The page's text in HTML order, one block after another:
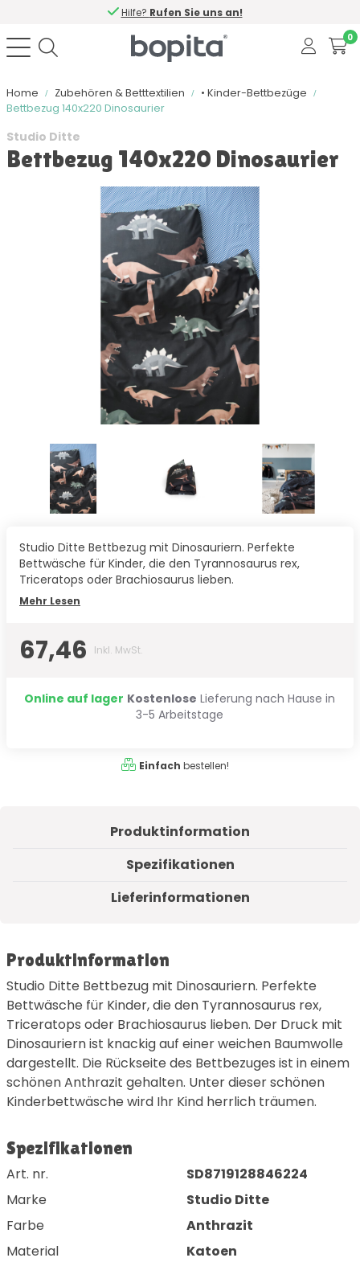
Hilfe? Rufen Sie uns an!
0
Home Zubehören & Betttextilien
• Kinder-Bettbezüge
Bettbezug 140x220 Dinosaurier
Studio Ditte
Bettbezug 140x220 Dinosaurier
Studio Ditte Bettbezug mit Dinosauriern. Perfekte
Bettwäsche für Kinder, die den Tyrannosaurus rex,
Triceratops oder Brachiosaurus lieben.
Mehr Lesen
67,46 Inkl. MwSt.
Online auf lager Kostenlose Lieferung nach Hause in
3-5 Arbeitstage
Einfach bestellen!
Produktinformation
Spezifikationen
Lieferinformationen
Produktinformation
Studio Ditte Bettbezug mit Dinosauriern. Perfekte
Bettwäsche für Kinder, die den Tyrannosaurus rex,
Triceratops oder Brachiosaurus lieben. Der Druck mit
Dinosauriern ist knackig auf einer weichen Baumwolle
dargestellt. Die Rückseite des Bettbezuges ist in einem
schönen Anthrazit gehalten. Unter dieser schönen
Kinderbettwäsche wird Ihr Kind herrlich träumen.
Spezifikationen
Art. nr.
SD8719128846224
Marke
Studio Ditte
Farbe
Anthrazit
Material
Katoen